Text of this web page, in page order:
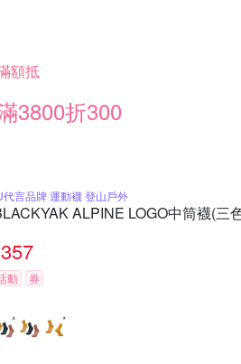
額抵
3800折300
代言品牌 運動襪 登山戶外
ALPINE LOGO中筒襪(三
357
動 券